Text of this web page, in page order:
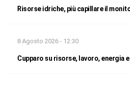
Risorse idriche, più capillare il
8 Agosto 2026 - 12:30
Cupparo su risorse, lavoro, energia